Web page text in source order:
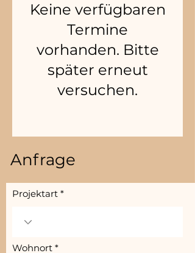
Keine verfügbaren
Termine
vorhanden. Bitte
später erneut
versuchen.
Anfrage
Projektart
Wohnort